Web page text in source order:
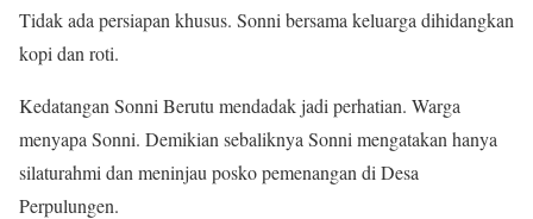
Tidak ada persiapan khusus. Sonni bersama keluarga dihidangkan
kopi dan roti.
Kedatangan Sonni Berutu mendadak jadi perhatian. Warga
menyapa Sonni. Demikian sebaliknya Sonni mengatakan hanya
silaturahmi dan meninjau posko pemenangan di Desa
Perpulungen.